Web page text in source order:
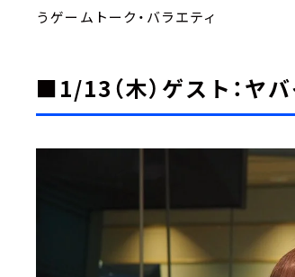
うゲームトーク・バラエティ
■1/13（木）ゲスト：ヤ